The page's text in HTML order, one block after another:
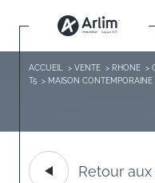
ACCUEIL VENTE RHONE
T5
MAISON
Retour